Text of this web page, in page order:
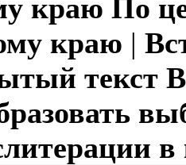
краю По
краю |
текст